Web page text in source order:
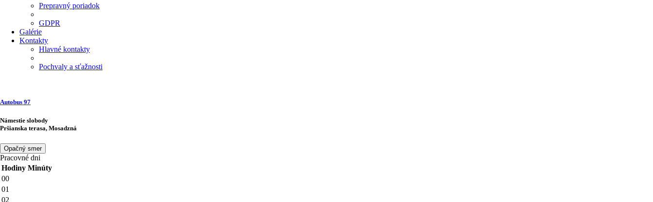
Prepravný poriadok
GDPR
Galérie
Kontakty
Hlavné kontakty
Pochvaly a sťažnosti
Autobus 97
Námestie slobody
Pršianska terasa, Mosadzná
Opačný smer
Pracovné dni
Hodiny Minúty
00
01
02